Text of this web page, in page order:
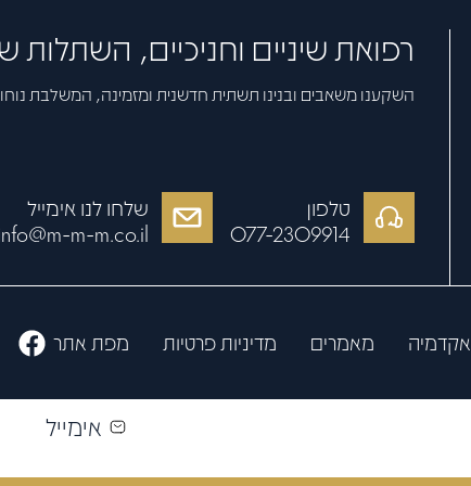
רפואת שיניים וחניכיים, השתלות
השקענו משאבים ובנינו תשתית חדשנית ומזמינה, המשלבת
טלפון
077-2309914
שלחו לנו אימייל
m-m.co.il
אקדמיה מאמרים מדיניות פרטיות מפת אתר